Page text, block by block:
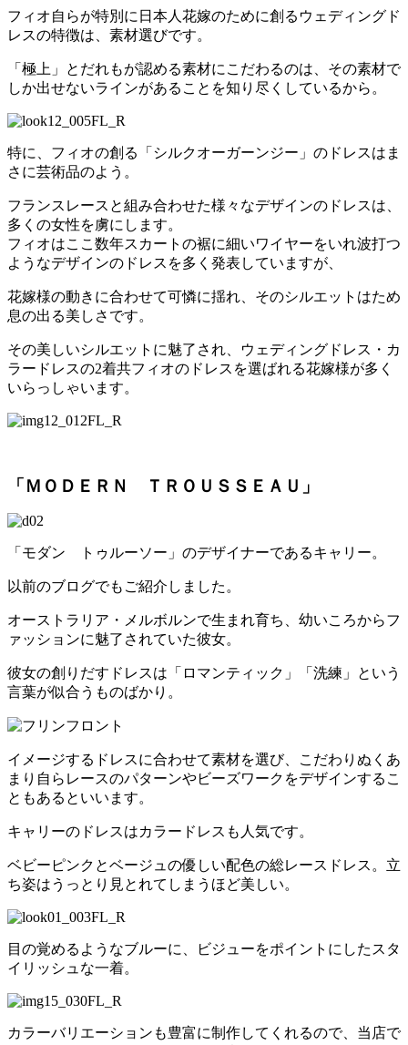
フィオ自らが特別に日本人花嫁のために創るウェディングド
レスの特徴は、素材選びです。
「極上」とだれもが認める素材にこだわるのは、その素材で
しか出せないラインがあることを知り尽くしているから。
特に、フィオの創る「シルクオーガーンジー」のドレスはま
さに芸術品のよう。
フランスレースと組み合わせた様々なデザインのドレスは、
多くの女性を虜にします。
フィオはここ数年スカートの裾に細いワイヤーをいれ波打つ
ようなデザインのドレスを多く発表していますが、
花嫁様の動きに合わせて可憐に揺れ、そのシルエットはため
息の出る美しさです。
その美しいシルエットに魅了され、ウェディングドレス・カ
ラードレスの2着共フィオのドレスを選ばれる花嫁様が多く
いらっしゃいます。
「ＭＯＤＥＲＮ ＴＲＯＵＳＳＥＡＵ」
「モダン トゥルーソー」のデザイナーであるキャリー。
以前のブログでもご紹介しました。
オーストラリア・メルボルンで生まれ育ち、幼いころからフ
ァッションに魅了されていた彼女。
彼女の創りだすドレスは「ロマンティック」「洗練」という
言葉が似合うものばかり。
イメージするドレスに合わせて素材を選び、こだわりぬくあ
まり自らレースのパターンやビーズワークをデザインするこ
ともあるといいます。
キャリーのドレスはカラードレスも人気です。
ベビーピンクとベージュの優しい配色の総レースドレス。立
ち姿はうっとり見とれてしまうほど美しい。
目の覚めるようなブルーに、ビジューをポイントにしたスタ
イリッシュな一着。
カラーバリエーションも豊富に制作してくれるので、当店で